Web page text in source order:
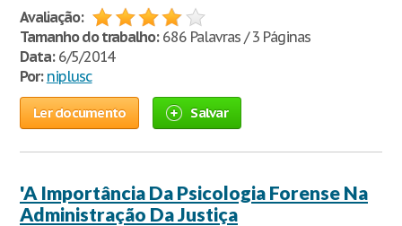
Avaliação:
Tamanho do trabalho:686 Palavras / 3 Páginas
Data:6/5/2014
Por: niplusc
Ler documento Salvar
'A Importância Da Psicologia Forense Na
Administração Da Justiça